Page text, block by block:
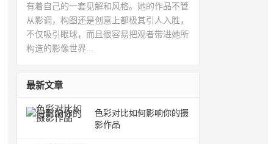
有着自己的一套见解和风格。她的作品不管
从影调，构图还是创意上都极其引人入胜，
不仅吸引眼球，而且很容易把观者带进她所
构造的影像世界...
最新文章
色彩对比如何影响你的摄
影作品